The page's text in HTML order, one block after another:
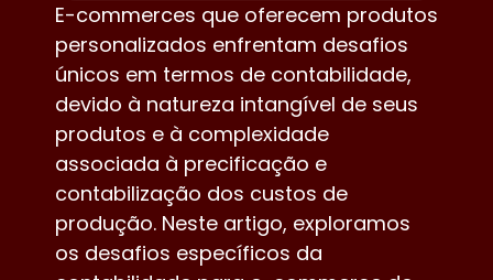
E-commerces que oferecem produtos
personalizados enfrentam desafios
únicos em termos de contabilidade,
devido à natureza intangível de seus
produtos e à complexidade
associada à precificação e
contabilização dos custos de
produção. Neste artigo, exploramos
os desafios específicos da